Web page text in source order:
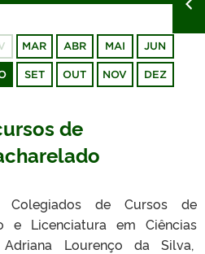
MAR ABR MAI JUN
SET OUT NOV DEZ
de
Colegiados de Cursos de
e Licenciatura em Ciências
Lourenço da Silva,